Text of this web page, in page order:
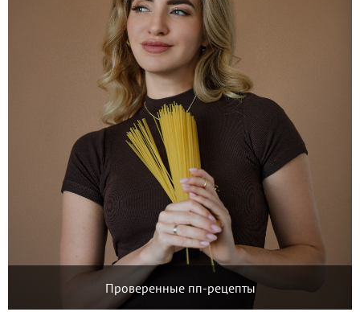
Проверенные пп-рецепты